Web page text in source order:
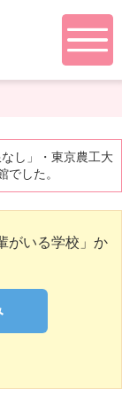
し」・東京農工大
した。
がいる学校」か